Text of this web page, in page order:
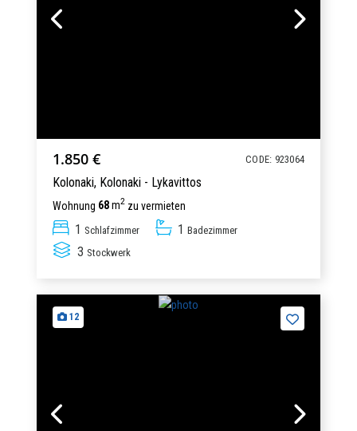
1.850 € CODE: 923064
Kolonaki, Kolonaki - Lykavittos
Wohnung 68m2 zu vermieten
1 Schlafzimmer 1 Badezimmer
3 Stockwerk
12